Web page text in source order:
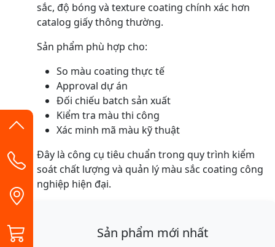
sắc, độ bóng và texture coating chính xác hơn
catalog giấy thông thường.
Sản phẩm phù hợp cho:
So màu coating thực tế
Approval dự án
Đối chiếu batch sản xuất
Kiểm tra màu thi công
Xác minh mã màu kỹ thuật
Đây là công cụ tiêu chuẩn trong quy trình kiểm
soát chất lượng và quản lý màu sắc coating công
nghiệp hiện đại.
Sản phẩm mới nhất